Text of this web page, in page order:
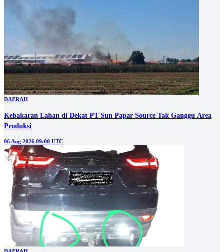
DAERAH
Kebakaran Lahan di Dekat PT Sun Papar Source Tak Ganggu Area
Produksi
06 Aug 2026 09:00 UTC